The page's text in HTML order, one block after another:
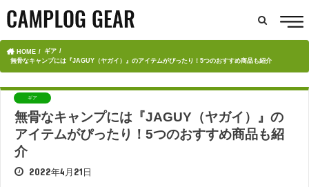
HOME
ギア
無骨なキャンプには『JAGUY（ヤガイ）』のアイテムがぴったり！5つのおすすめ商品も紹介
ギア
無骨なキャンプには『JAGUY（ヤガイ）』の
アイテムがぴったり！5つのおすすめ商品も紹
介
2022年4月21日